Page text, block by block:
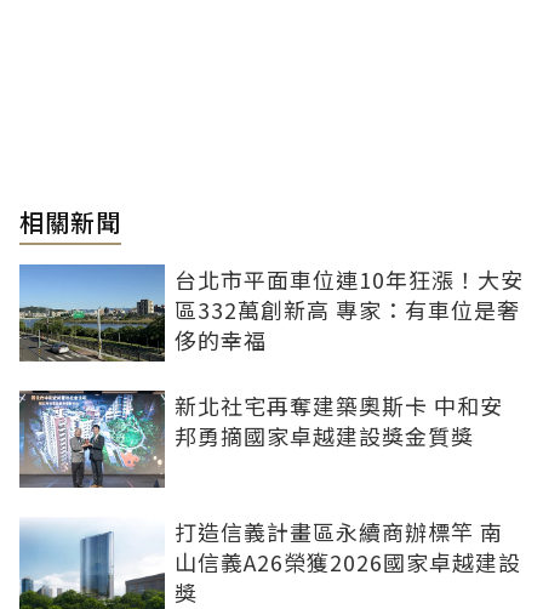
相關新聞
台北市平面車位連10年狂漲！大安
區332萬創新高 專家：有車位是奢
侈的幸福
新北社宅再奪建築奧斯卡 中和安
邦勇摘國家卓越建設獎金質獎
打造信義計畫區永續商辦標竿 南
山信義A26榮獲2026國家卓越建設
獎